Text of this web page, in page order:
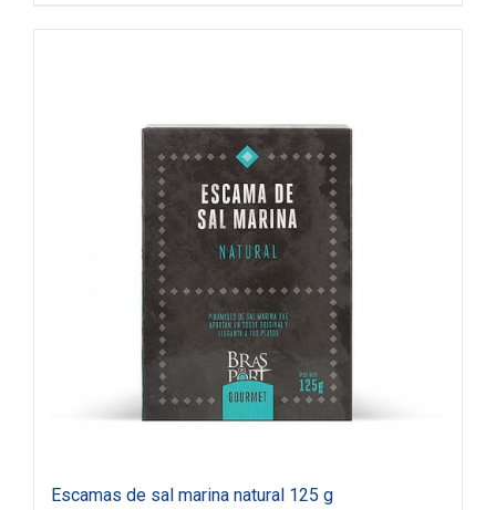
Escamas de sal marina natural 125 g